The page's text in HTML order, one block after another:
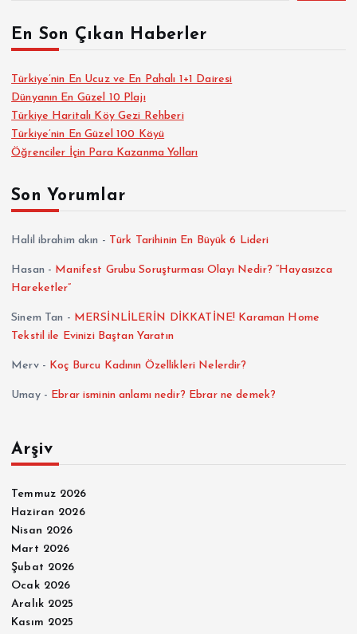
En Son Çıkan Haberler
Türkiye’nin En Ucuz ve En Pahalı 1+1 Dairesi
Dünyanın En Güzel 10 Plajı
Türkiye Haritalı Köy Gezi Rehberi
Türkiye’nin En Güzel 100 Köyü
Öğrenciler İçin Para Kazanma Yolları
Son Yorumlar
Halil ibrahim akın - Türk Tarihinin En Büyük 6 Lideri
Hasan - Manifest Grubu Soruşturması Olayı Nedir? “Hayasızca
Hareketler”
Sinem Tan - MERSİNLİLERİN DİKKATİNE! Karaman Home
Tekstil ile Evinizi Baştan Yaratın
Merv- Koç Burcu Kadının Özellikleri Nelerdir?
Umay- Ebrar isminin anlamı nedir? Ebrar ne demek?
Arşiv
Temmuz 2026
Haziran 2026
Nisan 2026
Mart 2026
Şubat 2026
Ocak 2026
Aralık 2025
Kasım 2025